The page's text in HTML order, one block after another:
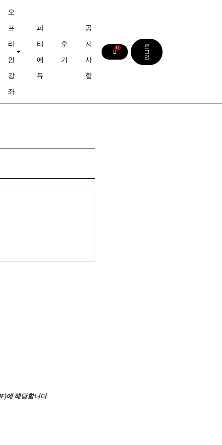
오
프
라
인
강
좌
피
티
에
듀
후
기
공
지
사
항
0
로
그
인
에 해당합니다.